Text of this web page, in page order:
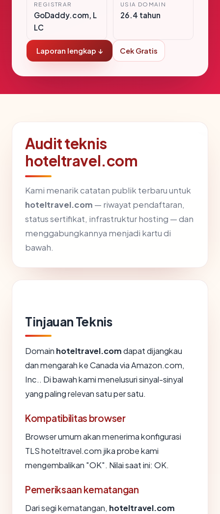
REGISTRAR
GoDaddy.com, L
LC
USIA DOMAIN
26.4 tahun
Laporan lengkap ↓ Cek Gratis
Audit teknis
hoteltravel.com
Kami menarik catatan publik terbaru untuk
hoteltravel.com — riwayat pendaftaran,
status sertifikat, infrastruktur hosting — dan
menggabungkannya menjadi kartu di
bawah.
Tinjauan Teknis
Domain hoteltravel.comdapat dijangkau
dan mengarah ke Canada via Amazon.com,
Inc.. Di bawah kami menelusuri sinyal-sinyal
yang paling relevan satu per satu.
Kompatibilitas browser
Browser umum akan menerima konfigurasi
TLS hoteltravel.com jika probe kami
mengembalikan "OK". Nilai saat ini: OK.
Pemeriksaan kematangan
Dari segi kematangan, hoteltravel.com